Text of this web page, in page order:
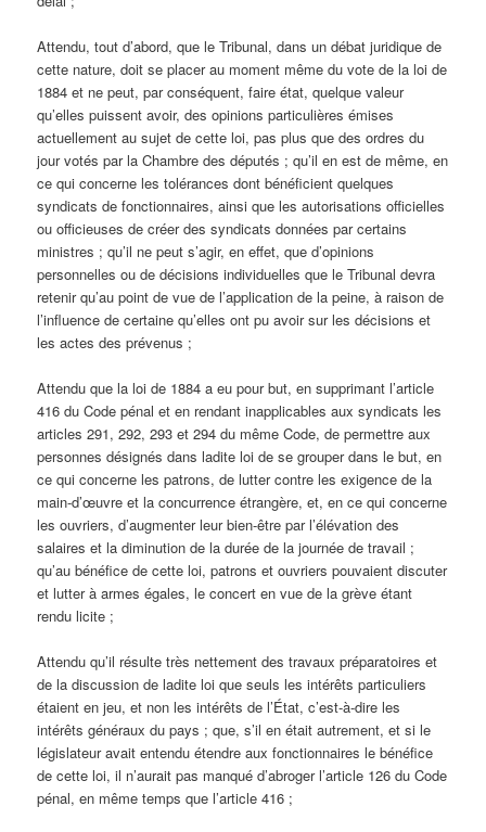
Attendu, tout d’abord, que le Tribunal, dans un débat juridique de
cette nature, doit se placer au moment même du vote de la loi de
1884 et ne peut, par conséquent, faire état, quelque valeur
qu’elles puissent avoir, des opinions particulières émises
actuellement au sujet de cette loi, pas plus que des ordres du
jour votés par la Chambre des députés ; qu’il en est de même, en
ce qui concerne les tolérances dont bénéficient quelques
syndicats de fonctionnaires, ainsi que les autorisations officielles
ou officieuses de créer des syndicats données par certains
ministres ; qu’il ne peut s’agir, en effet, que d’opinions
personnelles ou de décisions individuelles que le Tribunal devra
retenir qu’au point de vue de l’application de la peine, à raison de
l’influence de certaine qu’elles ont pu avoir sur les décisions et
les actes des prévenus ;
Attendu que la loi de 1884 a eu pour but, en supprimant l’article
416 du Code pénal et en rendant inapplicables aux syndicats les
articles 291, 292, 293 et 294 du même Code, de permettre aux
personnes désignés dans ladite loi de se grouper dans le but, en
ce qui concerne les patrons, de lutter contre les exigence de la
main-d’œuvre et la concurrence étrangère, et, en ce qui concerne
les ouvriers, d’augmenter leur bien-être par l’élévation des
salaires et la diminution de la durée de la journée de travail ;
qu’au bénéfice de cette loi, patrons et ouvriers pouvaient discuter
et lutter à armes égales, le concert en vue de la grève étant
rendu licite ;
Attendu qu’il résulte très nettement des travaux préparatoires et
de la discussion de ladite loi que seuls les intérêts particuliers
étaient en jeu, et non les intérêts de l’État, c’est-à-dire les
intérêts généraux du pays ; que, s’il en était autrement, et si le
législateur avait entendu étendre aux fonctionnaires le bénéfice
de cette loi, il n’aurait pas manqué d’abroger l’article 126 du Code
pénal, en même temps que l’article 416 ;